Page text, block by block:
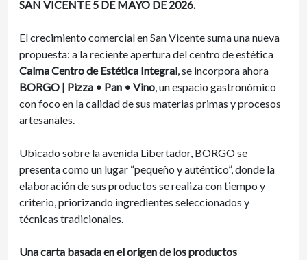
SAN VICENTE 5 DE MAYO DE 2026.
El crecimiento comercial en San Vicente suma una nueva
propuesta: a la reciente apertura del centro de estética
Calma Centro de Estética Integral, se incorpora ahora
BORGO | Pizza • Pan • Vino, un espacio gastronómico
con foco en la calidad de sus materias primas y procesos
artesanales.
Ubicado sobre la avenida Libertador, BORGO se
presenta como un lugar “pequeño y auténtico”, donde la
elaboración de sus productos se realiza con tiempo y
criterio, priorizando ingredientes seleccionados y
técnicas tradicionales.
Una carta basada en el origen de los productos